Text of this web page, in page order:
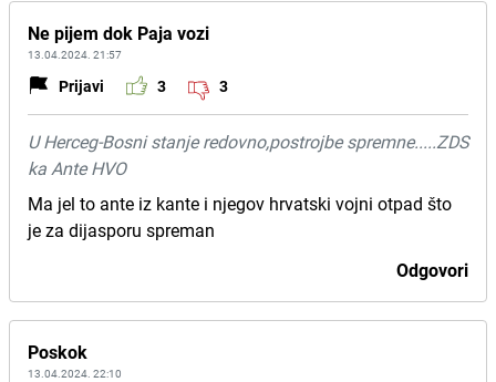
Ne pijem dok Paja vozi
13.04.2024. 21:57
Prijavi 3 3
U Herceg-Bosni stanje redovno,postrojbe spremne.....ZDS
ka Ante HVO
Ma jel to ante iz kante i njegov hrvatski vojni otpad što
je za dijasporu spreman
Odgovori
Poskok
13.04.2024. 22:10